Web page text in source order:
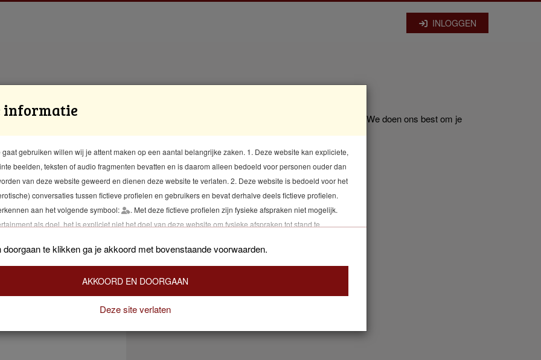
INLOGGEN
met betalingen, of als je andere problemen ondervindt, neem gerust contact met ons op. We doen ons best om je
vragenof je vraag misschien al is gesteld en beantwoord.
informatie
gebruiken willen wij je attent maken op een aantal belangrijke zaken. 1. Deze website kan expliciete,
beelden, teksten of audio fragmenten bevatten en is daarom alleen bedoeld voor personen ouder dan
van deze website geweerd en dienen deze website te verlaten. 2. Deze website is bedoeld voor het
conversaties tussen fictieve profielen en gebruikers en bevat derhalve deels fictieve profielen.
aan het volgende symbool:
. Met deze fictieve profielen zijn fysieke afspraken niet mogelijk.
als doel, het is expliciet niet het doel van deze website om fysieke afspraken tot stand te
te klikken ga je akkoord met bovenstaande voorwaarden.
AKKOORD EN DOORGAAN
Deze site verlaten